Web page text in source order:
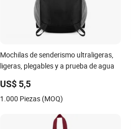
Mochilas de senderismo ultraligeras,
ligeras, plegables y a prueba de agua
US$ 5,5
1.000 Piezas (MOQ)